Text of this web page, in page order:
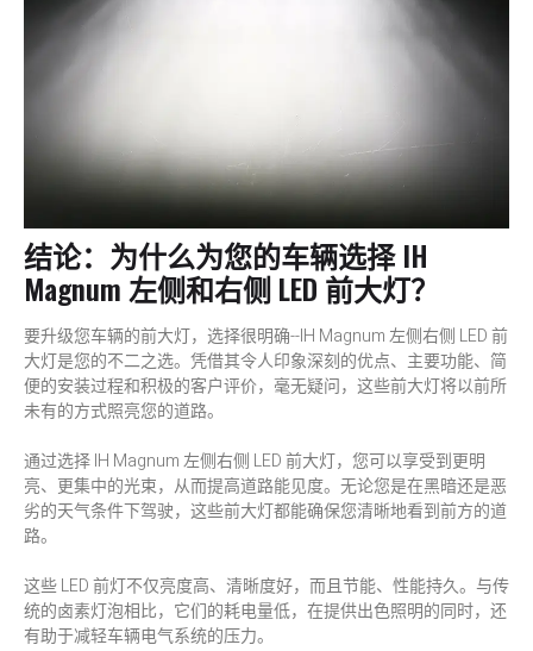
结论：为什么为您的车辆选择 IH
Magnum 左侧和右侧 LED 前大灯？
要升级您车辆的前大灯，选择很明确--IH Magnum 左侧右侧 LED 前
大灯是您的不二之选。凭借其令人印象深刻的优点、主要功能、简
便的安装过程和积极的客户评价，毫无疑问，这些前大灯将以前所
未有的方式照亮您的道路。
通过选择 IH Magnum 左侧右侧 LED 前大灯，您可以享受到更明
亮、更集中的光束，从而提高道路能见度。无论您是在黑暗还是恶
劣的天气条件下驾驶，这些前大灯都能确保您清晰地看到前方的道
路。
这些 LED 前灯不仅亮度高、清晰度好，而且节能、性能持久。与传
统的卤素灯泡相比，它们的耗电量低，在提供出色照明的同时，还
有助于减轻车辆电气系统的压力。